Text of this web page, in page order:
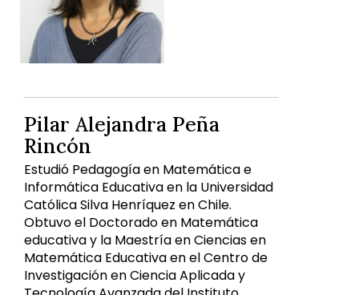
Pilar Alejandra Peña
Rincón
Estudió Pedagogía en Matemática e
Informática Educativa en la Universidad
Católica Silva Henríquez en Chile.
Obtuvo el Doctorado en Matemática
educativa y la Maestría en Ciencias en
Matemática Educativa en el Centro de
Investigación en Ciencia Aplicada y